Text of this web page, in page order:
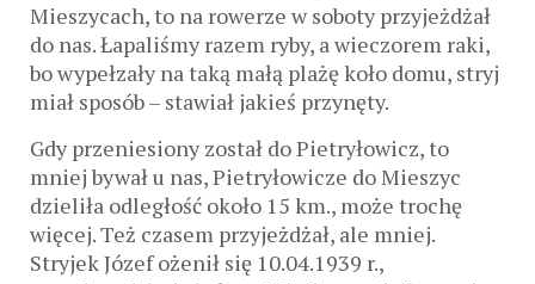
Mieszycach, to na rowerze w soboty przyjeżdżał
do nas. Łapaliśmy razem ryby, a wieczorem raki,
bo wypełzały na taką małą plażę koło domu, stryj
miał sposób – stawiał jakieś przynęty.
Gdy przeniesiony został do Pietryłowicz, to
mniej bywał u nas, Pietryłowicze do Mieszyc
dzieliła odległość około 15 km., może trochę
więcej. Też czasem przyjeżdżał, ale mniej.
Stryjek Józef ożenił się 10.04.1939 r.,